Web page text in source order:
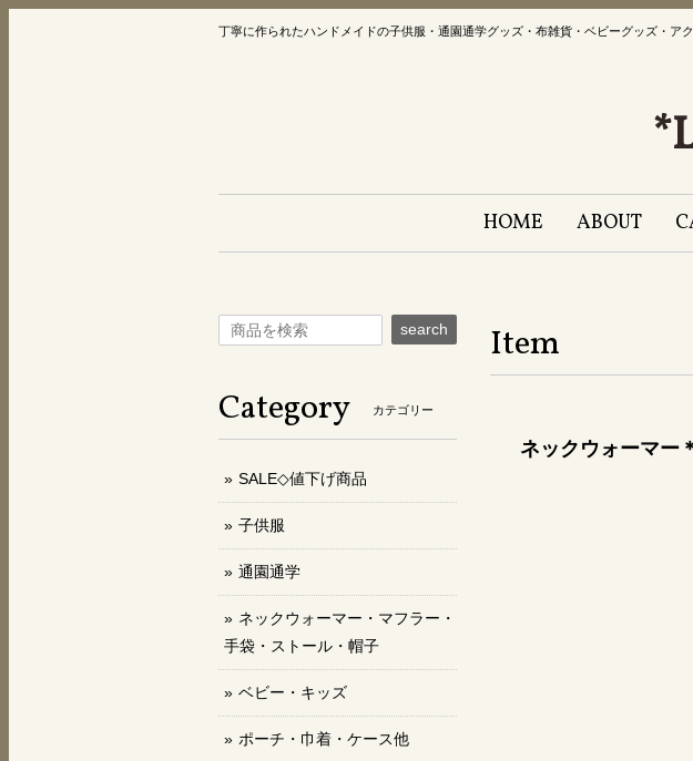
丁寧に作られたハンドメイドの子供服・通園通学グッズ・布雑貨・ベビーグッズ・
HOME ABOUT
Item
ネックウォーマ
search
Category カテゴリー
SALE◇値下げ商品
子供服
通園通学
ネックウォーマー・マフラー・
手袋・ストール・帽子
ベビー・キッズ
ポーチ・巾着・ケース他